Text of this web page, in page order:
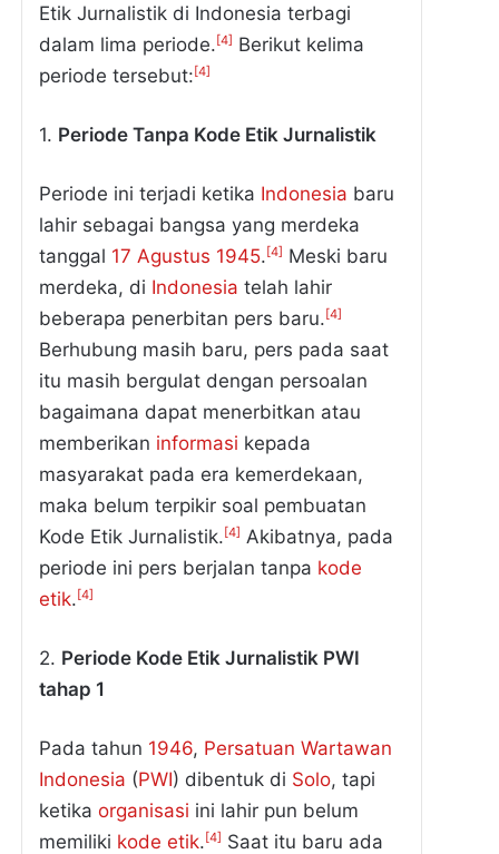
Etik Jurnalistik di Indonesia terbagi
dalam lima periode.[4] Berikut kelima
periode tersebut:[4]
1. Periode Tanpa Kode Etik Jurnalistik
Periode ini terjadi ketika Indonesia baru
lahir sebagai bangsa yang merdeka
tanggal 17 Agustus 1945.[4] Meski baru
merdeka, di Indonesia telah lahir
beberapa penerbitan pers baru.[4]
Berhubung masih baru, pers pada saat
itu masih bergulat dengan persoalan
bagaimana dapat menerbitkan atau
memberikan informasi kepada
masyarakat pada era kemerdekaan,
maka belum terpikir soal pembuatan
Kode Etik Jurnalistik.[4] Akibatnya, pada
periode ini pers berjalan tanpa kode
etik.[4]
2. Periode Kode Etik Jurnalistik PWI
tahap 1
Pada tahun 1946, Persatuan Wartawan
Indonesia (PWI) dibentuk di Solo, tapi
ketikaorganisasi ini lahir pun belum
memiliki kode etik.[4] Saat itu baru ada